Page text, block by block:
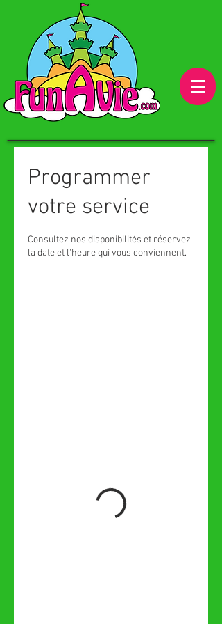
Programmer
votre service
Consultez nos disponibilités et réservez
la date et l'heure qui vous conviennent.